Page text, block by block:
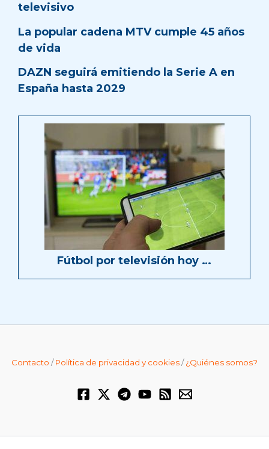
televisivo
La popular cadena MTV cumple 45 años
de vida
DAZN seguirá emitiendo la Serie A en
España hasta 2029
Fútbol por televisión hoy …
Contacto /Política de privacidad y cookies/¿Quiénes somos?